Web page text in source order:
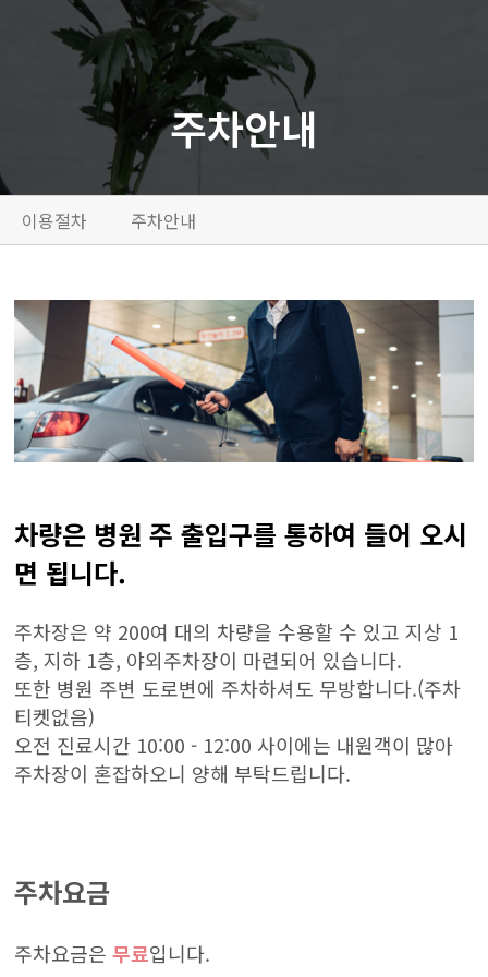
주차안내
이용절차 주차안내
차량은 병원 주 출입구를 통하여 들어 오시
면 됩니다.
주차장은 약 200여 대의 차량을 수용할 수 있고 지상 1
층, 지하 1층, 야외주차장이 마련되어 있습니다.
또한 병원 주변 도로변에 주차하셔도 무방합니다.(주차
티켓없음)
오전 진료시간 10:00 - 12:00 사이에는 내원객이 많아
주차장이 혼잡하오니 양해 부탁드립니다.
주차요금
주차요금은무료입니다.